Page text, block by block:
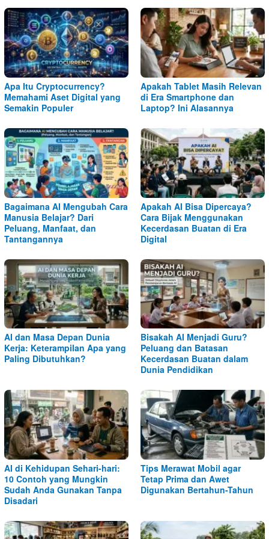
Apa Itu Cryptocurrency?
Memahami Aset Digital yang
Semakin Populer
Apakah Tablet Masih Relevan
di Era Smartphone dan
Laptop? Ini Alasannya
Bagaimana AI Mengubah Cara
Manusia Belajar? Dari
Peluang, Manfaat, dan
Tantangannya
Apakah AI Bisa Dipercaya?
Cara Bijak Menggunakan
Kecerdasan Buatan di Era
Digital
AI dan Masa Depan Dunia
Kerja: Keterampilan Apa yang
Paling Dibutuhkan?
Bisakah AI Menjadi Guru?
Peluang dan Batasan
Kecerdasan Buatan dalam
Dunia Pendidikan
AI di Kehidupan Sehari-hari:
10 Contoh yang Mungkin
Sudah Anda Gunakan Tanpa
Disadari
Tips Merawat Mobil agar
Tetap Prima dan Awet
Digunakan Bertahun-Tahun